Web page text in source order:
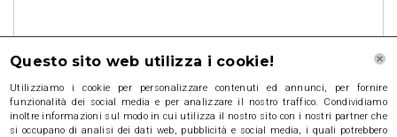
Questo sito web utilizza i cookie!
Utilizziamo i cookie per personalizzare contenuti ed annunci, per fornire
funzionalità dei social media e per analizzare il nostro traffico. Condividiamo
inoltre informazioni sul modo in cui utilizza il nostro sito con i nostri partner che
si occupano di analisi dei dati web, pubblicità e social media, i quali potrebbero